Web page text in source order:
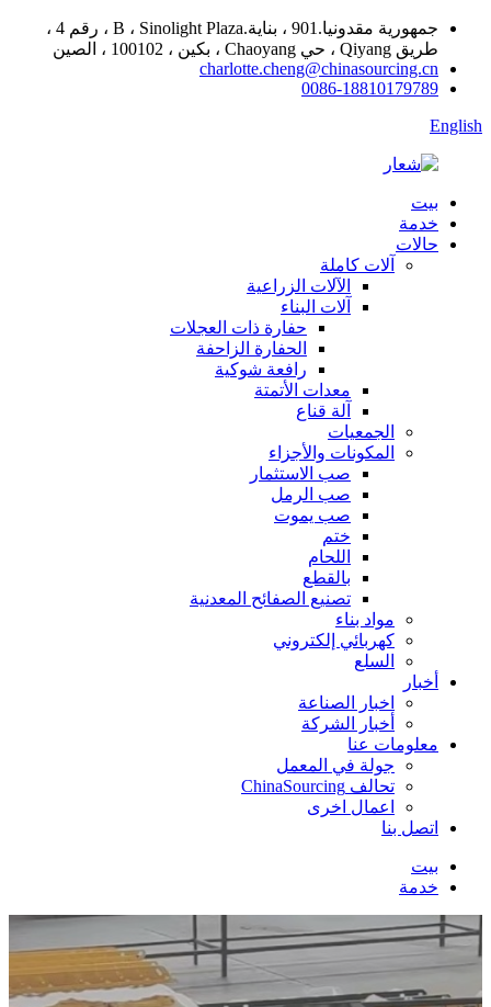
جمهورية مقدونيا.901 ، بناية.B ، Sinolight Plaza ، رقم 4 ،
طريق Qiyang ، حي Chaoyang ، بكين ، 100102 ، الصين
charlotte.cheng@chinasourcing.cn
0086-18810179789
English
بيت
خدمة
حالات
آلات كاملة
الآلات الزراعية
آلات البناء
حفارة ذات العجلات
الحفارة الزاحفة
رافعة شوكية
معدات الأتمتة
آلة قناع
الجمعيات
المكونات والأجزاء
صب الاستثمار
صب الرمل
صب يموت
ختم
اللحام
بالقطع
تصنيع الصفائح المعدنية
مواد بناء
كهربائي إلكتروني
السلع
أخبار
اخبار الصناعة
أخبار الشركة
معلومات عنا
جولة في المعمل
تحالف ChinaSourcing
اعمال اخرى
اتصل بنا
بيت
خدمة